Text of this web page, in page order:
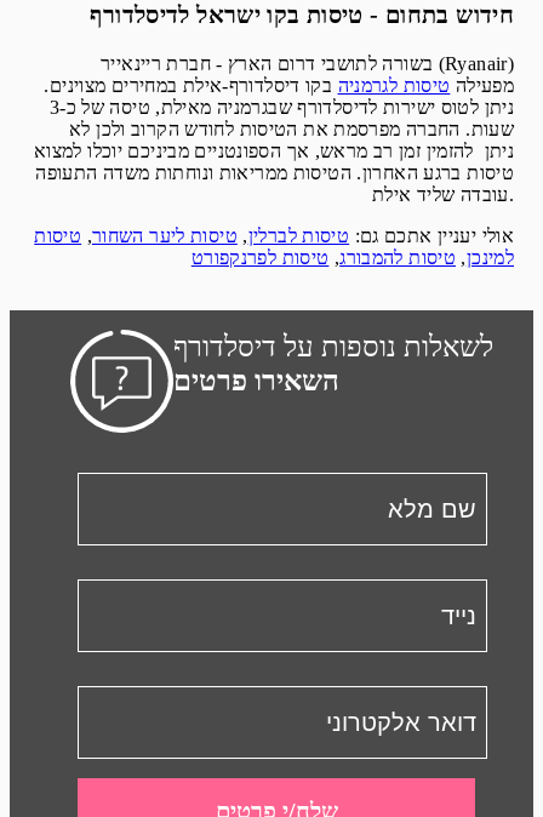
חידוש בתחום - טיסות בקו ישראל לדיסלדורף
בשורה לתושבי דרום הארץ - חברת ריינאייר (Ryanair)
מפעילה טיסות לגרמניה בקו דיסלדורף-אילת במחירים מצוינים.
ניתן לטוס ישירות לדיסלדורף שבגרמניה מאילת, טיסה של כ-3
שעות. החברה מפרסמת את הטיסות לחודש הקרוב ולכן לא
ניתן להזמין זמן רב מראש, אך הספונטניים מביניכם יוכלו למצוא
טיסות ברגע האחרון. הטיסות ממריאות ונוחתות משדה התעופה
עובדה שליד אילת.
אולי יעניין אתכם גם: טיסות לברלין, טיסות ליער השחור, טיסות
למינכן, טיסות להמבורג, טיסות לפרנקפורט
לשאלות נוספות על דיסלדורף
השאירו פרטים
שלח/י פרטים